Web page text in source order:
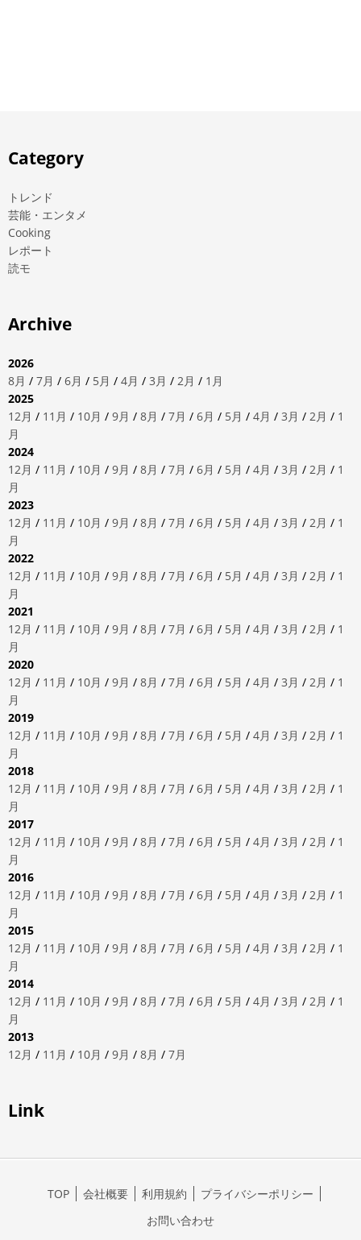
Category
トレンド
芸能・エンタメ
Cooking
レポート
読モ
Archive
2026
8月 / 7月 / 6月 / 5月 / 4月 / 3月 / 2月 / 1月
2025
12月 / 11月 / 10月 / 9月 / 8月 / 7月 / 6月 / 5月 / 4月 / 3月 / 2月 / 1
月
2024
12月 / 11月 / 10月 / 9月 / 8月 / 7月 / 6月 / 5月 / 4月 / 3月 / 2月 / 1
月
2023
12月 / 11月 / 10月 / 9月 / 8月 / 7月 / 6月 / 5月 / 4月 / 3月 / 2月 / 1
月
2022
12月 / 11月 / 10月 / 9月 / 8月 / 7月 / 6月 / 5月 / 4月 / 3月 / 2月 / 1
月
2021
12月 / 11月 / 10月 / 9月 / 8月 / 7月 / 6月 / 5月 / 4月 / 3月 / 2月 / 1
月
2020
12月 / 11月 / 10月 / 9月 / 8月 / 7月 / 6月 / 5月 / 4月 / 3月 / 2月 / 1
月
2019
12月 / 11月 / 10月 / 9月 / 8月 / 7月 / 6月 / 5月 / 4月 / 3月 / 2月 / 1
月
2018
12月 / 11月 / 10月 / 9月 / 8月 / 7月 / 6月 / 5月 / 4月 / 3月 / 2月 / 1
月
2017
12月 / 11月 / 10月 / 9月 / 8月 / 7月 / 6月 / 5月 / 4月 / 3月 / 2月 / 1
月
2016
12月 / 11月 / 10月 / 9月 / 8月 / 7月 / 6月 / 5月 / 4月 / 3月 / 2月 / 1
月
2015
12月 / 11月 / 10月 / 9月 / 8月 / 7月 / 6月 / 5月 / 4月 / 3月 / 2月 / 1
月
2014
12月 / 11月 / 10月 / 9月 / 8月 / 7月 / 6月 / 5月 / 4月 / 3月 / 2月 / 1
月
2013
12月 / 11月 / 10月 / 9月 / 8月 / 7月
Link
TOP 会社概要 利用規約
プライバシーポリシー
お問い合わせ